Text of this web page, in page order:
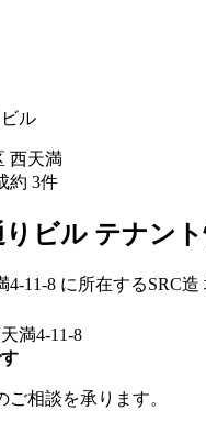
ル
西天満
約 3件
りビル テナン
4-11-8 に所在するSRC造
満4-11-8
相談を承ります。